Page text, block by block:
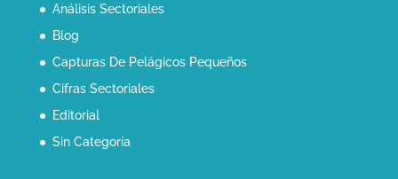
Análisis Sectoriales
Blog
Capturas De Pelágicos Pequeños
Cifras Sectoriales
Editorial
Sin Categoría